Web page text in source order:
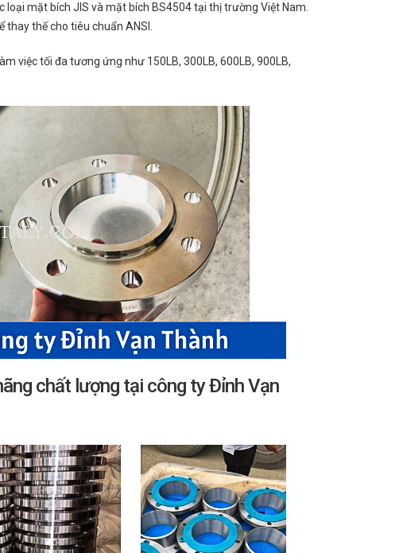
mặt bích JIS và mặt bích BS4504 tại thị trường Việt Nam.
thế cho tiêu chuẩn ANSI.
việc tối đa tương ứng như 150LB, 300LB, 600LB, 900LB,
chất lượng tại công ty Đỉnh Vạn